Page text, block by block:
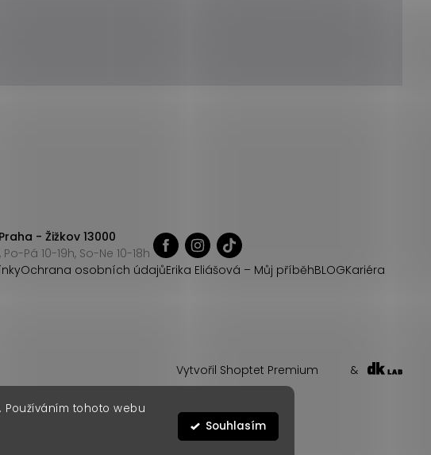
tohoto webu
Souhlasím
- Žižkov 13000
Pá 10-19h, So-Ne 10-18h
Ochrana osobních údajůErika Eliášová – Můj příběhBLOGKariéra
Vytvořil Shoptet Premium &